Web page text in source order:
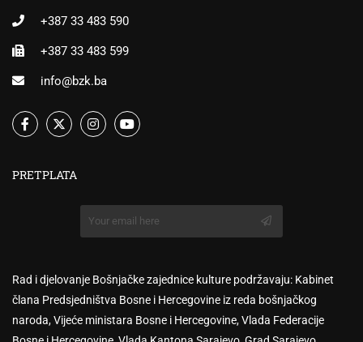
+387 33 483 590
+387 33 483 599
info@bzk.ba
PRETPLATA
Rad i djelovanje Bošnjačke zajednice kulture podržavaju: Kabinet
člana Predsjedništva Bosne i Hercegovine iz reda bošnjačkog
naroda, Vijeće ministara Bosne i Hercegovine, Vlada Federacije